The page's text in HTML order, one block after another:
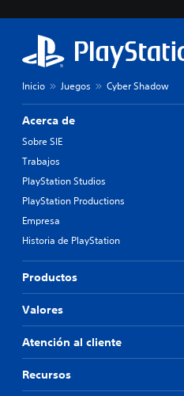
Inicio Juegos Cyber Shadow
Acerca de
Sobre SIE
Trabajos
PlayStation Studios
PlayStation Productions
Empresa
Historia de PlayStation
Productos
Valores
Atención al cliente
Recursos